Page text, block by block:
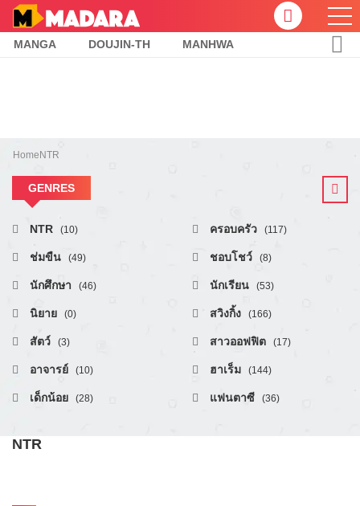
MANGA DOUJIN-TH MANHWA
Home NTR
GENRES
NTR (10) ครอบครัว (117)
ช่มขืน (49) ชอบโชว์ (8)
นักศึกษา (46) นักเรียน (53)
นิยาย (0) สวิงกิ้ง (166)
สัตว์ (3) สาวออฟฟิต (17)
อาจารย์ (10) ฮาเร็ม (144)
เด็กน้อย (28) แฟนตาซี (36)
NTR